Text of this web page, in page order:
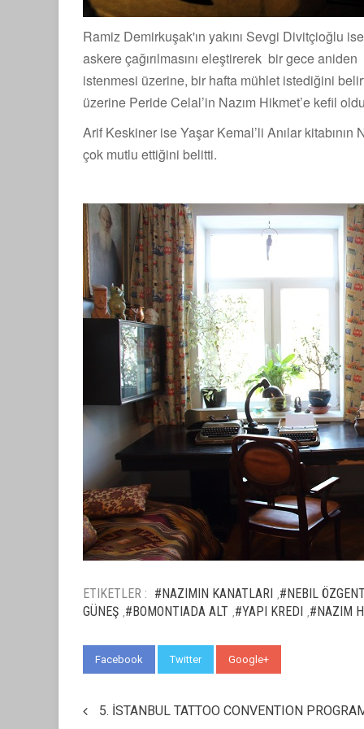
Ramiz Demirkuşak'ın yakını Sevgi Divitçioğlu
askere çağırılmasını eleştirerek bir gece
istenmesi üzerine, bir hafta mühlet istediğini
üzerine Peride Celal’in Nazım Hikmet’e kefil
Arif Keskiner ise Yaşar Kemal’li Anılar kitabının
çok mutlu ettiğini belitti.
ETIKETLER : #NAZIMIN KANATLARI #NEBIL
GÜNEŞ #BOMONTIADA ALT #YAPI KREDI #NAZIM
Facebook Twitter Google+
5. İSTANBUL TATTOO CONVENTION